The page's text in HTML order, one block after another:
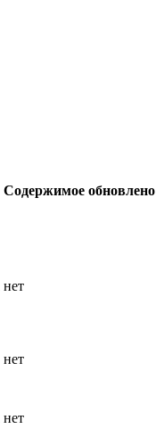
Содержимое обновлено
нет
нет
нет